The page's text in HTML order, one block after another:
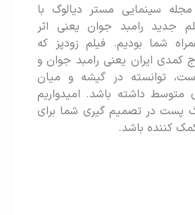
سینمایی مستر دیالوگ با
رامبد جوان یعنی اثر
بودیم. فیلم زودپز که
ایران یعنی رامبد جوان و
در گیشه و میان
داشته باشد. امیدواریم
در تصمیم گیری شما برای
باشد.